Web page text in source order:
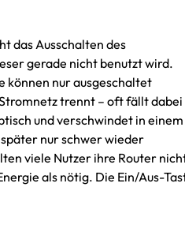
das Ausschalten des
gerade nicht benutzt wird.
können nur ausgeschaltet
trennt – oft fällt dabei
und verschwindet in einem
später nur schwer wieder
viele Nutzer ihre Router
als nötig. Die Ein/Aus-